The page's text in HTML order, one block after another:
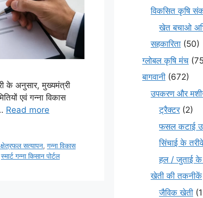
के अनुसार, मुख्यमंत्री
एवं गन्ना विकास
Read more
क्षेत्रफल सत्यापन,गन्ना विकास
स्मार्ट गन्ना किसान पोर्टल
विकसित कृषि
खेत बचाओ
सहकारिता (50)
ग्लोबल कृषि मंच
बागवानी (672)
उपकरण और
ट्रैक्टर(2)
फसल कटाई
सिंचाई के
हल / जुताई के
खेती की तकनीकें
जैविक खेती